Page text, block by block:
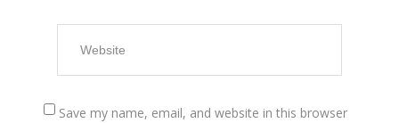
Save my name, email, and website in this browser